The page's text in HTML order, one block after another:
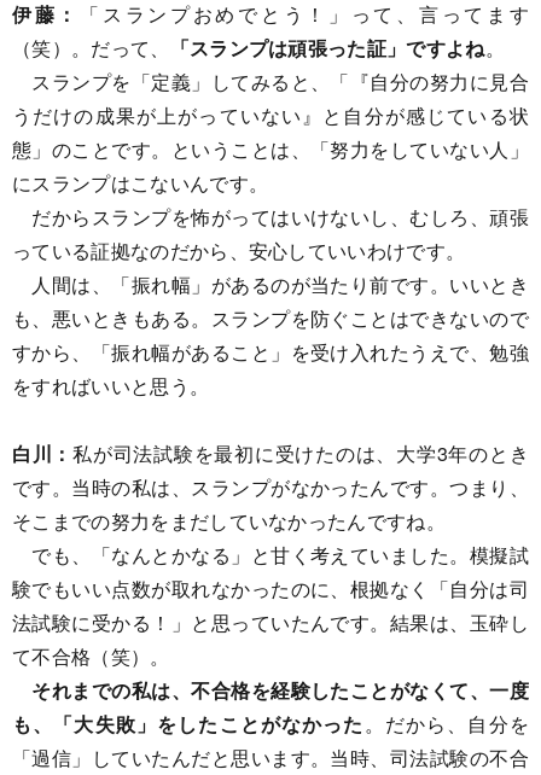
伊藤：
「スランプおめでとう！」って、言ってます
（笑）。だって、
「スランプは頑張った証」ですよね。
スランプを「定義」してみると、「『自分の努力に見合
うだけの成果が上がっていない』と自分が感じている状
態」のことです。ということは、「努力をしていない人」
にスランプはこないんです。
だからスランプを怖がってはいけないし、むしろ、頑張
っている証拠なのだから、安心していいわけです。
人間は、「振れ幅」があるのが当たり前です。いいとき
も、悪いときもある。スランプを防ぐことはできないので
すから、「振れ幅があること」を受け入れたうえで、勉強
をすればいいと思う。
白川：私が司法試験を最初に受けたのは、大学3年のとき
です。当時の私は、スランプがなかったんです。つまり、
そこまでの努力をまだしていなかったんですね。
でも、「なんとかなる」と甘く考えていました。模擬試
験でもいい点数が取れなかったのに、根拠なく「自分は司
法試験に受かる！」と思っていたんです。結果は、玉砕し
て不合格（笑）。
それまでの私は、不合格を経験したことがなくて、一度
も、「大失敗」をしたことがなかった。だから、自分を
「過信」していたんだと思います。当時、司法試験の不合